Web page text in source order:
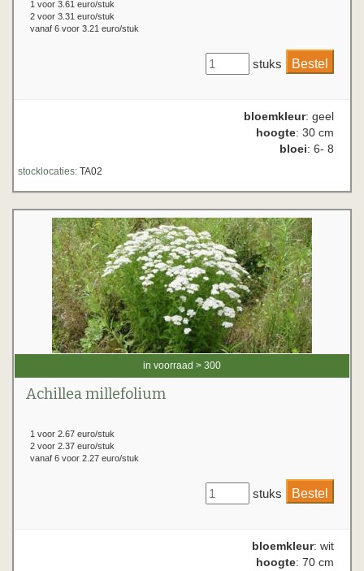
1 voor 3.61 euro/stuk
2 voor 3.31 euro/stuk
vanaf 6 voor 3.21 euro/stuk
stuks
bloemkleur: geel
hoogte: 30 cm
bloei: 6- 8
stocklocaties: TA02
in voorraad > 300
Achillea millefolium
1 voor 2.67 euro/stuk
2 voor 2.37 euro/stuk
vanaf 6 voor 2.27 euro/stuk
stuks
bloemkleur: wit
hoogte: 70 cm